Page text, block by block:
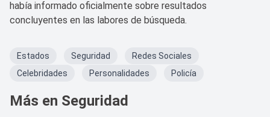
había informado oficialmente sobre resultados
concluyentes en las labores de búsqueda.
Estados Seguridad
Redes Sociales
Celebridades
Personalidades Policía
Más en Seguridad